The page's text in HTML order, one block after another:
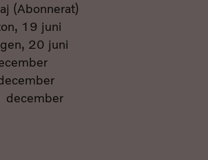
(Abonnerat)
19 juni
20 juni
december